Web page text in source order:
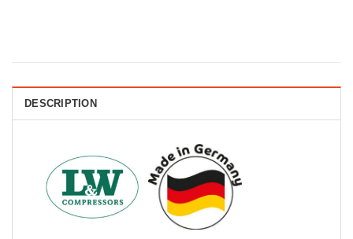
DESCRIPTION